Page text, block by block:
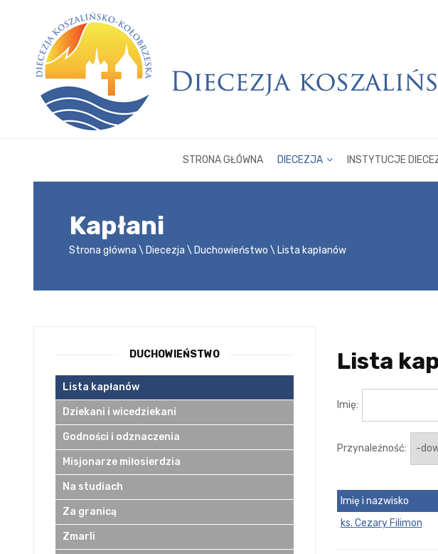
STRONA GŁÓWNA DIECEZJA INSTYTUCJE
Kapłani
Strona główna Diecezja Duchowieństwo Lista kapłanów
Lista
Imię:
Przynależność:
Imię i nazwisko
ks. Cezary Filimon
DUCHOWIEŃSTWO
Lista kapłanów
Dziekani i wicedziekani
Godności i odznaczenia
Misjonarze miłosierdzia
Na studiach
Za granicą
Zmarli